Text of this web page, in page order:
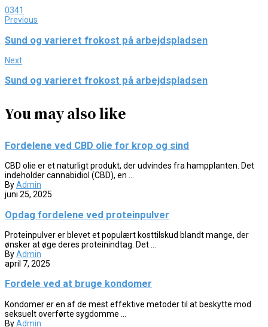
0341
Previous
Sund og varieret frokost på arbejdspladsen
Next
Sund og varieret frokost på arbejdspladsen
You may also like
Fordelene ved CBD olie for krop og sind
CBD olie er et naturligt produkt, der udvindes fra hampplanten. Det
indeholder cannabidiol (CBD), en ...
ByAdmin
juni 25, 2025
Opdag fordelene ved proteinpulver
Proteinpulver er blevet et populært kosttilskud blandt mange, der
ønsker at øge deres proteinindtag. Det ...
ByAdmin
april 7, 2025
Fordele ved at bruge kondomer
Kondomer er en af de mest effektive metoder til at beskytte mod
seksuelt overførte sygdomme ...
ByAdmin